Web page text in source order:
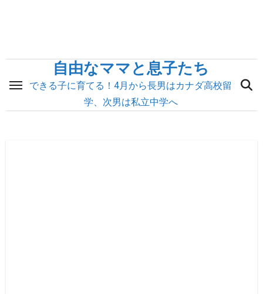
ス
自由なママと息子たち
できる子に育てる！4月から長男はカナダ高校留
学、次男は私立中学へ